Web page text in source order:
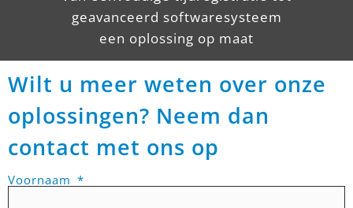
geavanceerd softwaresysteem
een oplossing op maat
Wilt u meer weten over onze
oplossingen? Neem dan
contact met ons op
Voornaam